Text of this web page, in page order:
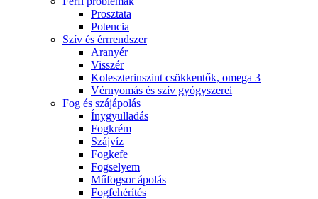
Prosztata
Potencia
Szív és érrrendszer
Aranyér
Visszér
Koleszterinszint csökkentők, omega 3
Vérnyomás és szív gyógyszerei
Fog és szájápolás
Í́nygyulladás
Fogkrém
Szájvíz
Fogkefe
Fogselyem
Műfogsor ápolás
Fogfehérítés